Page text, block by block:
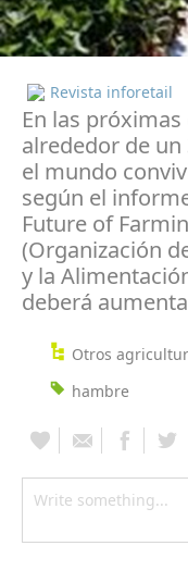
Revista inforetail
En las
alrededor de un
el mundo
según el
Future of
(Organización
y la
deberá
Otros
hambre